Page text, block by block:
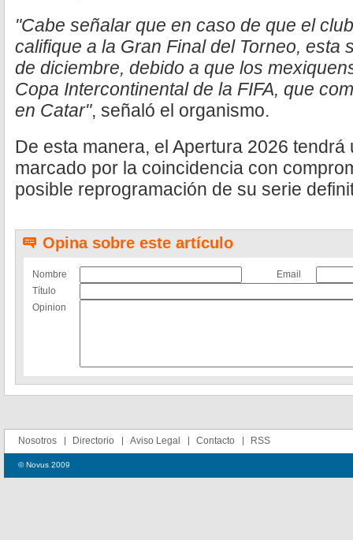
"Cabe señalar que en caso de que el
califique a la Gran Final del Torneo, esta
de diciembre, debido a que los
Copa Intercontinental de la FIFA, que
en Catar", señaló el organismo.
De esta manera, el Apertura 2026
marcado por la coincidencia con
posible reprogramación de su serie
Opina sobre este artículo
Nombre
Email
Título
Opinion
Nosotros Directorio Aviso Legal Contacto RSS
© Novus 2009